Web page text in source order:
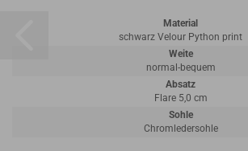
Material
schwarz Velour Python print
Weite
normal-bequem
Absatz
Flare 5,0 cm
Sohle
Chromledersohle